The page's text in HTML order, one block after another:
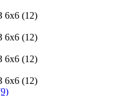
(12)
(12)
(12)
(12)